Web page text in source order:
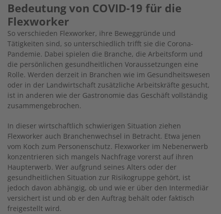
Bedeutung von COVID-19 für die
Flexworker
So verschieden Flexworker, ihre Beweggründe und
Tätigkeiten sind, so unterschiedlich trifft sie die Corona-
Pandemie. Dabei spielen die Branche, die Arbeitsform und
die persönlichen gesundheitlichen Voraussetzungen eine
Rolle. Werden derzeit in Branchen wie im Gesundheitswesen
oder in der Landwirtschaft zusätzliche Arbeitskräfte gesucht,
ist in anderen wie der Gastronomie das Geschäft vollständig
zusammengebrochen.
In dieser wirtschaftlich schwierigen Situation ziehen
Flexworker auch Branchenwechsel in Betracht. Etwa jenen
vom Koch zum Personenschutz. Flexworker im Nebenerwerb
konzentrieren sich mangels Nachfrage vorerst auf ihren
Haupterwerb. Wer aufgrund seines Alters oder der
gesundheitlichen Situation zur Risikogruppe gehört, ist
jedoch davon abhängig, ob und wie er über den Intermediär
versichert ist und ob er den Auftrag behält oder faktisch
freigestellt wird.